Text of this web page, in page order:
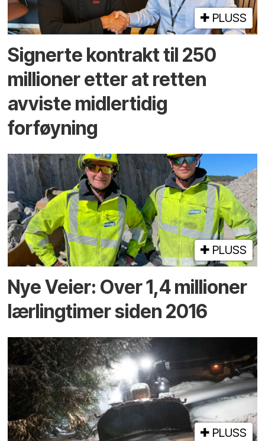
PLUSS
Signerte kontrakt til 250
millioner etter at retten
avviste midlertidig
forføyning
PLUSS
Nye Veier: Over 1,4 millioner
lærlingtimer siden 2016
PLUSS